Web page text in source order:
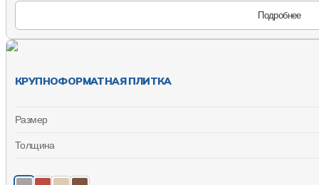
Подробнее
КРУПНОФОРМАТНАЯ ПЛИТКА
Размер
Толщина